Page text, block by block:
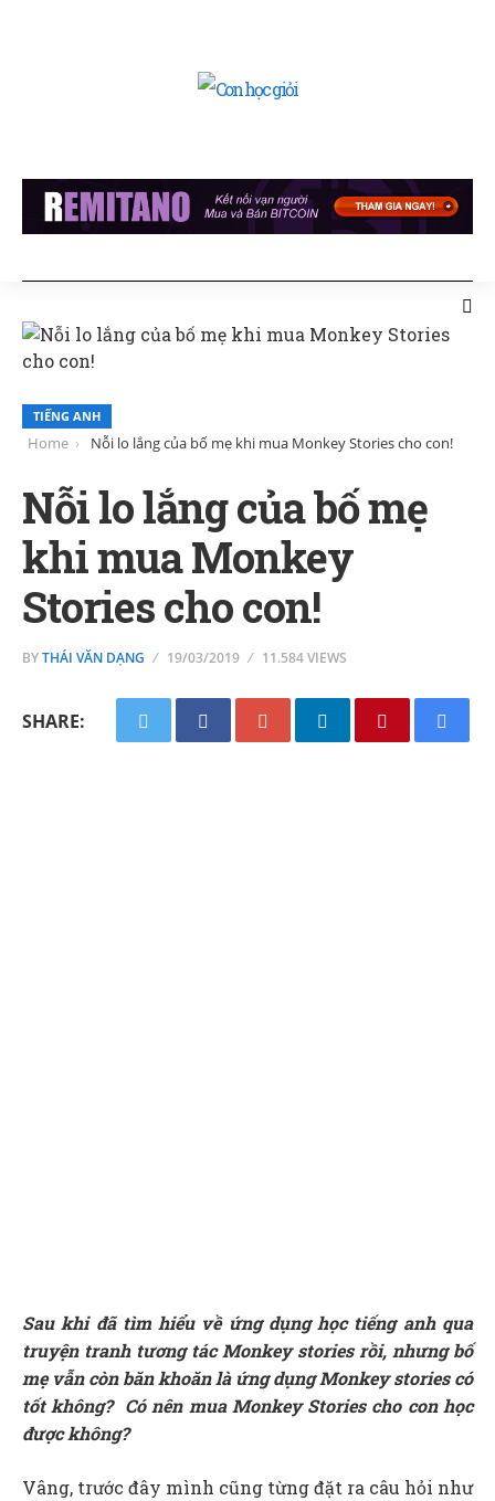
TIẾNG ANH
Home Nỗi lo lắng của bố mẹ khi mua Monkey Stories cho con!
Nỗi lo lắng của bố mẹ
khi mua Monkey
Stories cho con!
BYTHÁI VĂN DẠNG 19/03/2019 11.584 VIEWS
SHARE:
Sau khi đã tìm hiểu về ứng dụng học tiếng anh qua
truyện tranh tương tác Monkey stories rồi, nhưng bố
mẹ vẫn còn băn khoăn là ứng dụng Monkey stories có
tốt không? Có nên mua Monkey Stories cho con học
được không?
Vâng, trước đây mình cũng từng đặt ra câu hỏi như